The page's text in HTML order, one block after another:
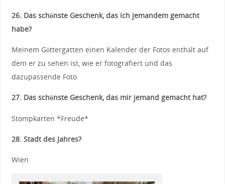
26. Das schönste Geschenk, das ich jemandem gemacht
habe?
Meinem Göttergatten einen Kalender der Fotos enthält auf
dem er zu sehen ist, wie er fotografiert und das
dazupassende Foto
27. Das schönste Geschenk, das mir jemand gemacht hat?
Stompkarten *Freude*
28. Stadt des Jahres?
Wien